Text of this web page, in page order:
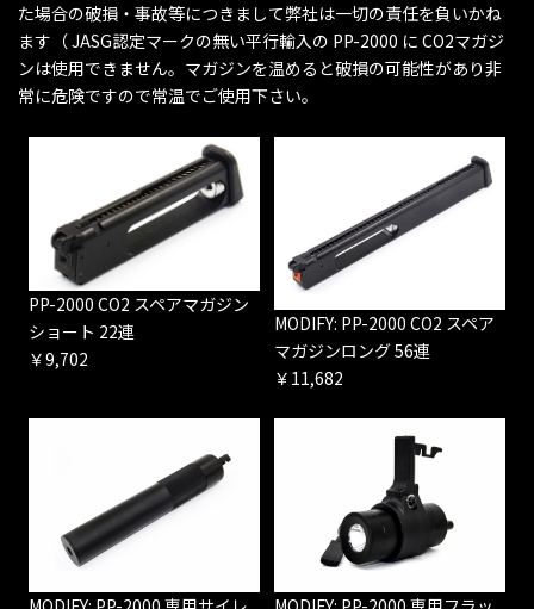
た場合の破損・事故等につきまして弊社は一切の責任を負いかね
ます（ JASG認定マークの無い平行輸入の PP-2000 に CO2マガジ
ンは使用できません。マガジンを温めると破損の可能性があり非
常に危険ですので常温でご使用下さい。
PP-2000 CO2 スペアマガジン
ショート 22連
￥9,702
MODIFY: PP-2000 CO2 スペア
マガジンロング 56連
￥11,682